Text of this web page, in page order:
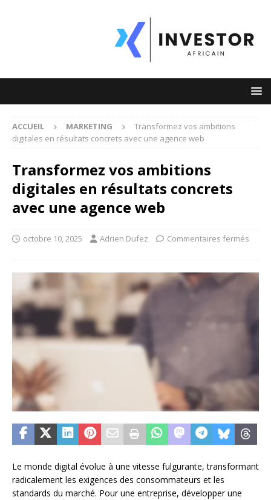
ACCUEIL MARKETING
Transformez vos ambitions
digitales en résultats concrets avec une agence web
Transformez vos ambitions
digitales en résultats concrets
avec une agence web
octobre 10, 2025 Adrien Dufez Commentaires fermés
Le monde digital évolue à une vitesse fulgurante, transformant
radicalement les exigences des consommateurs et les
standards du marché. Pour une entreprise, développer une